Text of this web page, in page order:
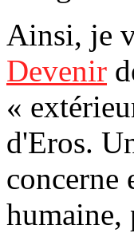
Ainsi, je
Devenir
«
d'Eros.
concerne
humaine,